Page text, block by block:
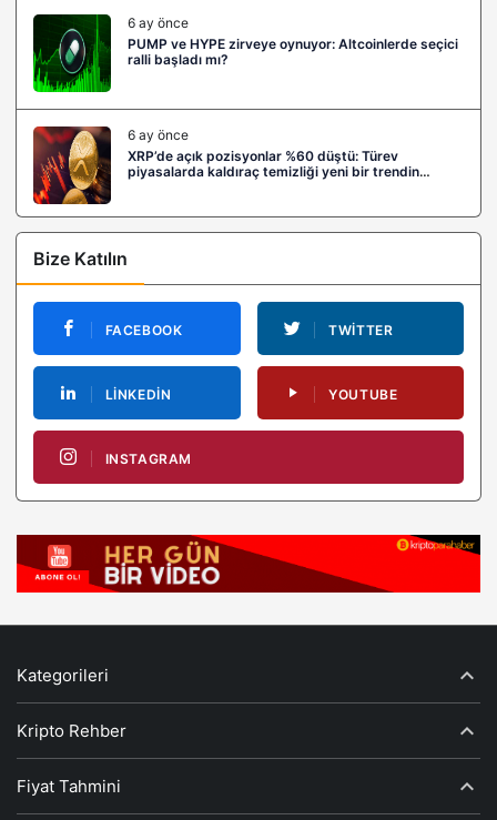
6 ay önce
PUMP ve HYPE zirveye oynuyor: Altcoinlerde seçici
ralli başladı mı?
6 ay önce
XRP’de açık pozisyonlar %60 düştü: Türev
piyasalarda kaldıraç temizliği yeni bir trendin
Bize Katılın
FACEBOOK TWITTER
LINKEDIN YOUTUBE
INSTAGRAM
Kategorileri
Kripto Rehber
Fiyat Tahmini